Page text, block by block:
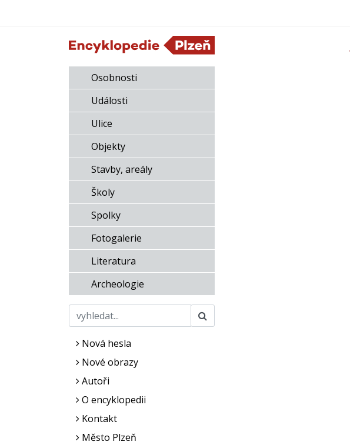
Osobnosti
Události
Ulice
Objekty
Stavby, areály
Školy
Spolky
Fotogalerie
Literatura
Archeologie
Nová hesla
Nové obrazy
Autoři
O encyklopedii
Kontakt
Město Plzeň